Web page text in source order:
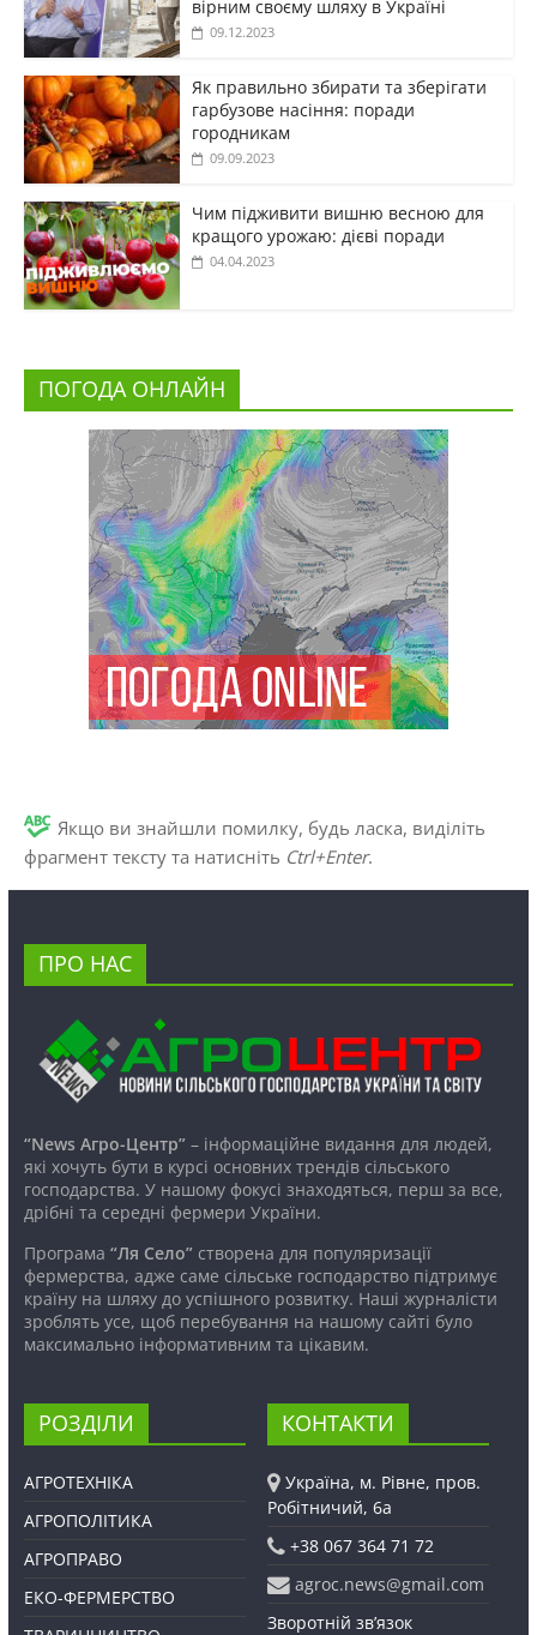
вірним своєму шляху в Україні
09.12.2023
Як правильно збирати та зберігати
гарбузове насіння: поради
городникам
09.09.2023
Чим підживити вишню весною для
кращого урожаю: дієві поради
04.04.2023
ПОГОДА ОНЛАЙН
Якщо ви знайшли помилку, будь ласка, виділіть
фрагмент тексту та натисніть Ctrl+Enter.
ПРО НАС
“News Агро-Центр”– інформаційне видання для людей,
які хочуть бути в курсі основних трендів сільського
господарства. У нашому фокусі знаходяться, перш за все,
дрібні та середні фермери України.
Програма “Ля Село”створена для популяризації
фермерства, адже саме сільське господарство підтримує
країну на шляху до успішного розвитку. Наші журналісти
зроблять усе, щоб перебування на нашому сайті було
максимально інформативним та цікавим.
РОЗДІЛИ
АГРОТЕХНІКА
АГРОПОЛІТИКА
АГРОПРАВО
ЕКО-ФЕРМЕРСТВО
КОНТАКТИ
Україна, м. Рівне, пров.
Робітничий, 6а
+38 067 364 71 72
agroc.news@gmail.com
Зворотній зв’язок